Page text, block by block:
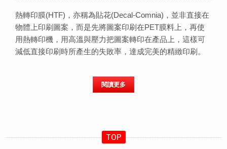
熱轉印膜(HTF)，亦稱為貼花(Decal-Comnia)，並非直接在
物體上印刷圖案，而是先將圖案印刷在PET膜料上，再使
用熱轉印機，用高溫與壓力把圖案轉印在產品上，這樣可
減低直接印刷時所產生的失敗率，達成完美的精緻印刷。
閱讀更多
TOP